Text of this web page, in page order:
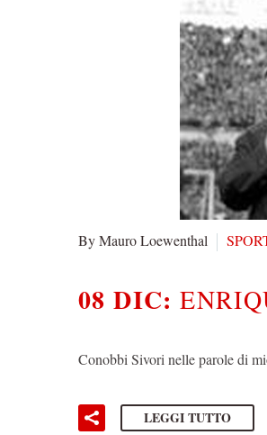
By Mauro Loewenthal
08 DIC:
Conobbi Sivori nelle parole di
LEGGI TUTTO